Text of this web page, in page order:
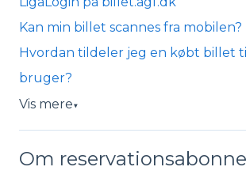
Kan min billet scannes fra mobilen?
Hvordan tildeler jeg en købt billet
bruger?
Vis mere▼
Om